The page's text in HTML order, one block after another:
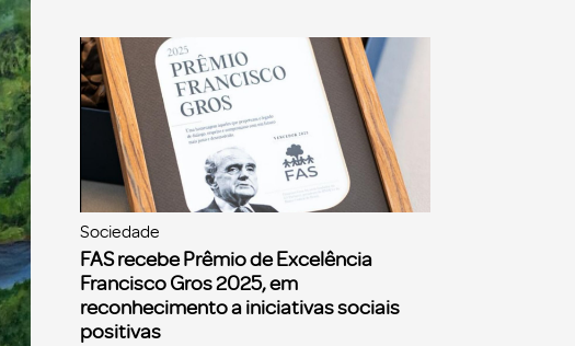
Sociedade
FAS recebe Prêmio de Excelência
Francisco Gros 2025, em
reconhecimento a iniciativas sociais
positivas